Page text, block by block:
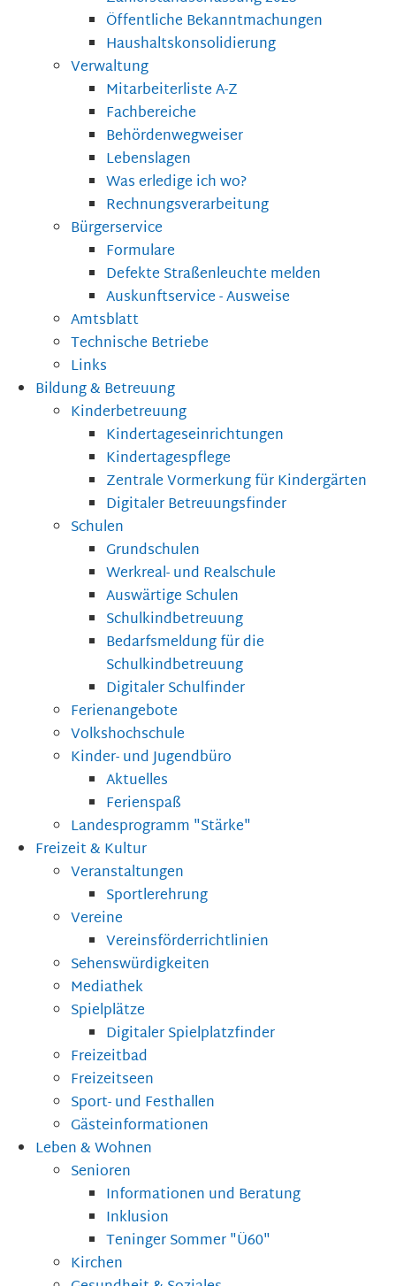
Öffentliche Bekanntmachungen
Haushaltskonsolidierung
Verwaltung
Mitarbeiterliste A-Z
Fachbereiche
Behördenwegweiser
Lebenslagen
Was erledige ich wo?
Rechnungsverarbeitung
Bürgerservice
Formulare
Defekte Straßenleuchte melden
Auskunftservice - Ausweise
Amtsblatt
Technische Betriebe
Links
Bildung & Betreuung
Kinderbetreuung
Kindertageseinrichtungen
Kindertagespflege
Zentrale Vormerkung für Kindergärten
Digitaler Betreuungsfinder
Schulen
Grundschulen
Werkreal- und Realschule
Auswärtige Schulen
Schulkindbetreuung
Bedarfsmeldung für die
Schulkindbetreuung
Digitaler Schulfinder
Ferienangebote
Volkshochschule
Kinder- und Jugendbüro
Aktuelles
Ferienspaß
Landesprogramm "Stärke"
Freizeit & Kultur
Veranstaltungen
Sportlerehrung
Vereine
Vereinsförderrichtlinien
Sehenswürdigkeiten
Mediathek
Spielplätze
Digitaler Spielplatzfinder
Freizeitbad
Freizeitseen
Sport- und Festhallen
Gästeinformationen
Leben & Wohnen
Senioren
Informationen und Beratung
Inklusion
Teninger Sommer "Ü60"
Kirchen